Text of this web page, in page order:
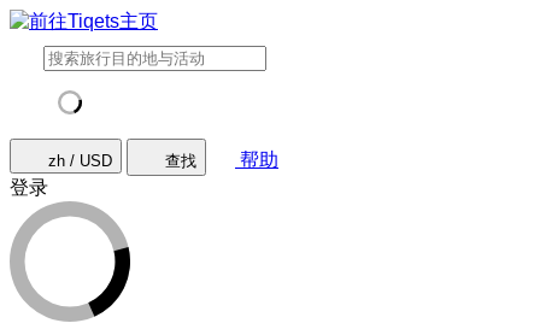
zh / USD 查找
帮助
登录